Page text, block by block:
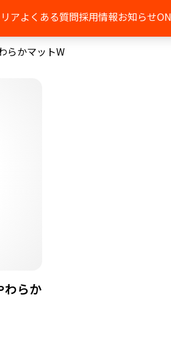
アよくある質問採用情報お知らせ
らかマットW
わらか